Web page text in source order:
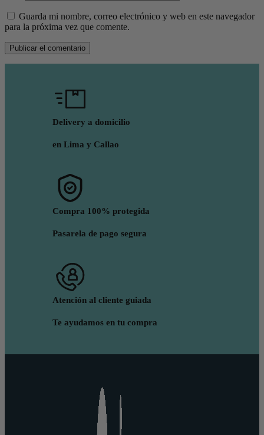
Guarda mi nombre, correo electrónico y web en este navegador
para la próxima vez que comente.
Delivery a domicilio
en Lima y Callao
Compra 100% protegida
Pasarela de pago segura
Atención al cliente guiada
Te ayudamos en tu compra